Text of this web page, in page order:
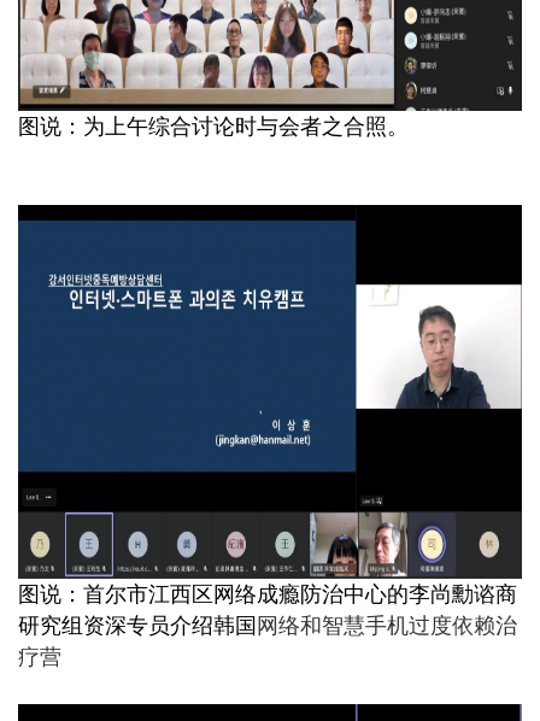
图说：为上午综合讨论时与会者之合照。
图说：首尔市江西区网络成瘾防治中心的李尚勳谘商
研究组资深专员介绍韩国 网络和智慧手机过度依赖治
疗营